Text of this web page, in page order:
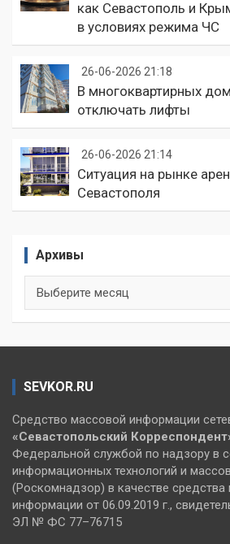
как Севастополь и
в условиях режима ЧС
26-06-2026 21:18
В многоквартирных
отключать лифты
26-06-2026 21:14
Ситуация на рынке
Севастополя
Архивы
SEVKOR.RU
Средство массовой информации
«Севастопольский
Федеральной службой по надзору в
информационных технологий и
(Роскомнадзор) в качестве средства
информации от 06.09.2019 г.,
ЭЛ № ФС 77–76715